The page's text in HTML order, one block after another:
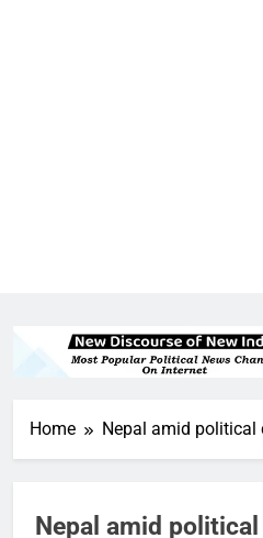
Home Nepal amid political
Nepal amid
5